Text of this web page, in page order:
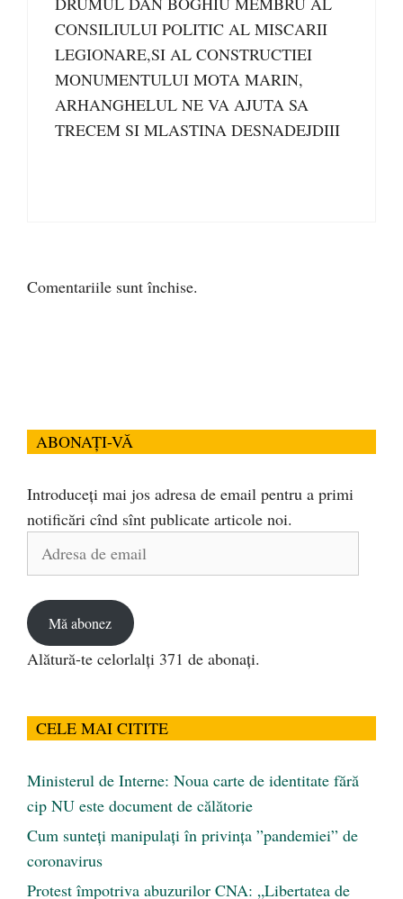
CONSILIULUI POLITIC AL MISCARII
LEGIONARE,SI AL CONSTRUCTIEI
MONUMENTULUI MOTA MARIN,
ARHANGHELUL NE VA AJUTA SA
TRECEM SI MLASTINA DESNADEJDIII
Comentariile sunt închise.
ABONAȚI-VĂ
Introduceți mai jos adresa de email pentru a primi
notificări cînd sînt publicate articole noi.
Adresa
Mă abonez
Alătură-te celorlalți 371 de abonați.
CELE MAI CITITE
Ministerul de Interne: Noua carte de identitate fără
cip NU este document de călătorie
Cum sunteți manipulați în privința ”pandemiei” de
coronavirus
Protest împotriva abuzurilor CNA: „Libertatea de